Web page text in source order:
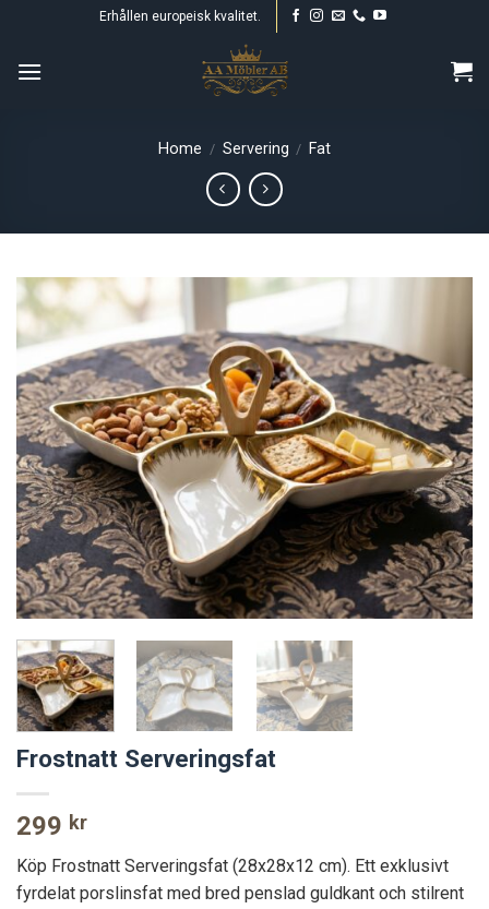
content
Erhållen europeisk kvalitet.
Home / Servering / Fat
Frostnatt Serveringsfat
299 kr
Köp Frostnatt Serveringsfat (28x28x12 cm). Ett exklusivt
fyrdelat porslinsfat med bred penslad guldkant och stilrent